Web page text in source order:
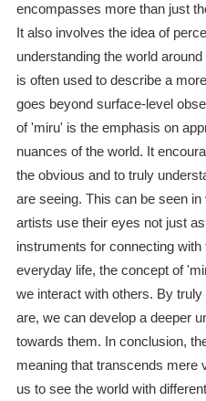
encompasses more than just
It also involves the idea of
understanding the world
is often used to describe a
goes beyond surface-level
of 'miru' is the emphasis on
nuances of the world. It
the obvious and to truly
are seeing. This can be seen
artists use their eyes not just
instruments for connecting
everyday life, the concept of
we interact with others. By
are, we can develop a deeper
towards them. In conclusion,
meaning that transcends mere
us to see the world with